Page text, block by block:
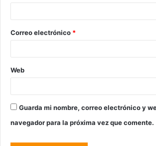
Correo electrónico *
Web
Guarda mi nombre, correo electrónico y
navegador para la próxima vez que comente.